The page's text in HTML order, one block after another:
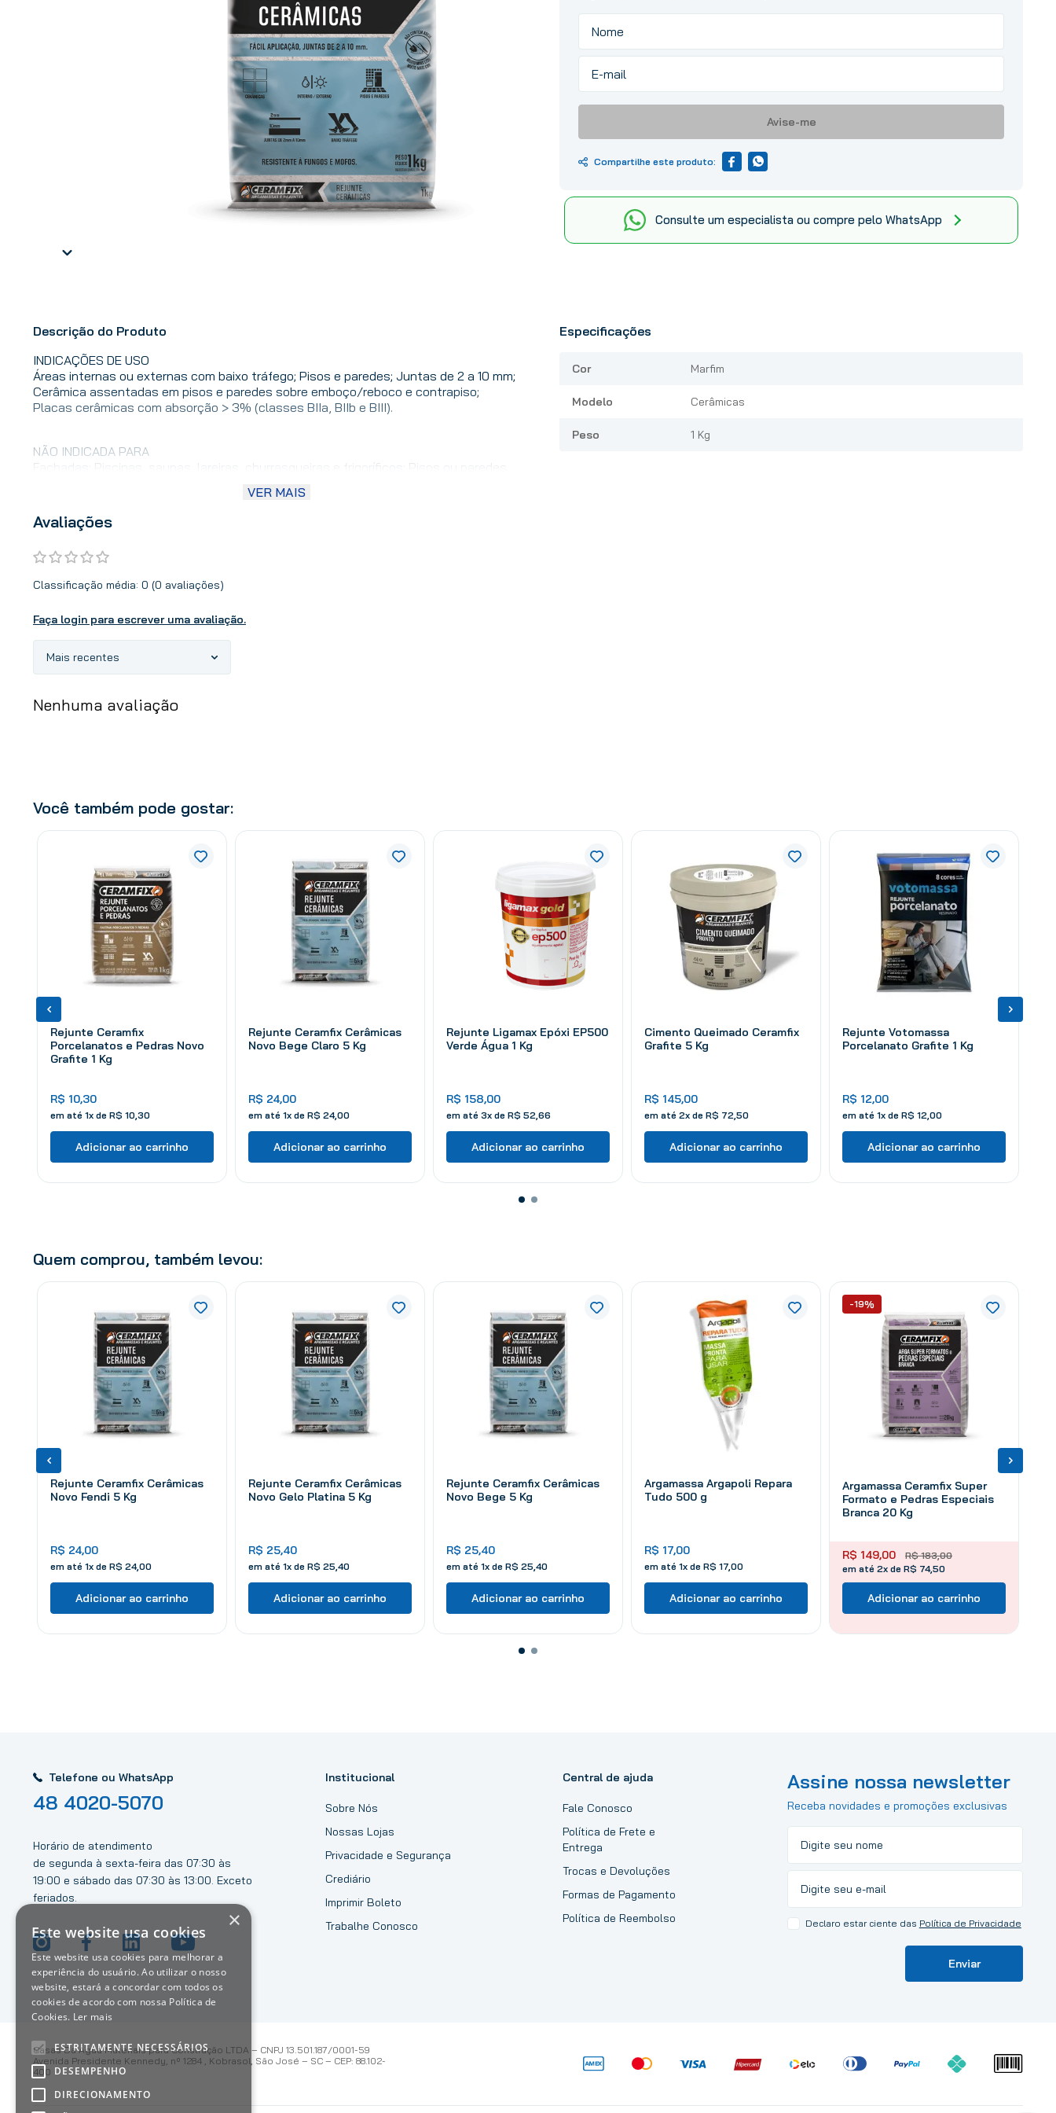
Avise-me
Consulte um especialista ou compre pelo WhatsApp
Descrição do Produto
INDICAÇÕES DE USO
Áreas internas ou externas com baixo tráfego; Pisos e paredes; Juntas de 2 a 10 mm;
Cerâmica assentadas em pisos e paredes sobre emboço/reboco e contrapiso;
Placas cerâmicas com absorção > 3% (classes BIIa, BIIb e BIII).
NÃO INDICADA PARA
Fachadas; Piscinas, saunas, lareiras, churrasqueiras e frigoríficos; Pisos ou paredes
sobre rejunte; Porcelanatos, pedras naturais, blocos de vidro, pastilhas de vidro ou
porcelana; Rejuntamento de cerâmicas tipo “quarter” ou qualquer preenchimento de
sulcos na superfície de placas;
O Rejunte Cerâmicas é uma argamassa de rejuntamento Tipo I para placas
contém areia em sua composição, e por isso oferece um acabamento liso, cores
VER MAIS
Especificações
Cor Marfim
Modelo Cerâmicas
Peso 1 Kg
Avaliações
Classificação média: 0 (0 avaliações)
Faça login para escrever uma avaliação.
Mais recentes
Nenhuma avaliação
Você também pode gostar:
Rejunte Ceramfix
Porcelanatos e Pedras Novo
Grafite 1 Kg
R$ 10,30
em até 1x de R$ 10 30
Adicionar ao carrinho
Rejunte Ceramfix Cerâmicas
Novo Bege Claro 5 Kg
R$ 24,00
em até 1x de R$ 24,00
Adicionar ao carrinho
Rejunte Ligamax Epóxi EP500
Verde Água 1 Kg
R$ 158,00
em até 3x de R$ 52 66
Adicionar ao carrinho
Cimento Queimado Ceramfix
Grafite 5 Kg
R$ 145,00
em até 2x de R$ 72 50
Adicionar ao carrinho
Rejunte Votomassa
Porcelanato Grafite 1 Kg
R$ 12,00
em até 1x de R$ 12 00
Adicionar ao carrinho
Quem comprou, também levou:
Rejunte Ceramfix Cerâmicas
Novo Fendi 5 Kg
R$ 24,00
em até 1x de R$ 24,00
Adicionar ao carrinho
Rejunte Ceramfix Cerâmicas
Novo Gelo Platina 5 Kg
R$ 25,40
em até 1x de R$ 25 40
Adicionar ao carrinho
Rejunte Ceramfix Cerâmicas
Novo Bege 5 Kg
R$ 25,40
em até 1x de R$ 25 40
Adicionar ao carrinho
Argamassa Argapoli Repara
Tudo 500 g
R$ 17,00
em até 1x de R$ 17 00
Adicionar ao carrinho
Argamassa Ceramfix Super
Formato e Pedras Especiais
Branca 20 Kg
R$ 183,00
R$ 149,00
em até 2x de R$ 74,50
-19%
Adicionar ao carrinho
Telefone ou WhatsApp
48 4020-5070
Horário de atendimento
de segunda à sexta-feira das 07:30 às
19:00 e sábado das 07:30 às 13:00. Exceto
feriados.
Institucional
Sobre Nós
Nossas Lojas
Privacidade e Segurança
Crediário
Imprimir Boleto
Trabalhe Conosco
Central de ajuda
Fale Conosco
Política de Frete e
Entrega
Trocas e Devoluções
Formas de Pagamento
Política de Reembolso
Assine nossa newsletter
Receba novidades e promoções exclusivas
Declaro estar ciente das Política de Privacidade
Enviar
Casas Da Água Materiais para Construção LTDA – CNPJ 13.501.187/0001-59
Avenida Presidente Kennedy, nº 1284 , Kobrasol, São José – SC – CEP: 88.102-
400
×
Este website usa cookies
Este website usa cookies para melhorar a
experiência do usuário. Ao utilizar o nosso
website, estará a concordar com todos os
cookies de acordo com nossa Política de
Cookies. Ler mais
ESTRITAMENTE NECESSÁRIOS
DESEMPENHO
DIRECIONAMENTO